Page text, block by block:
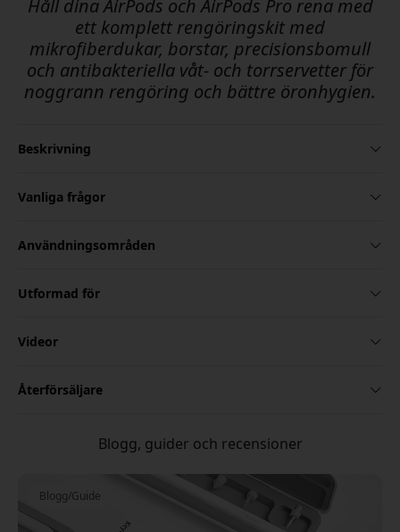
Håll dina AirPods och AirPods Pro rena med
ett komplett rengöringskit med
mikrofiberdukar, borstar, precisionsbomull
och antibakteriella våt- och torrservetter för
noggrann rengöring och bättre öronhygien.
Beskrivning
Vanliga frågor
Användningsområden
Utformad för
Videor
Återförsäljare
Blogg, guider och recensioner
Blogg/Guide